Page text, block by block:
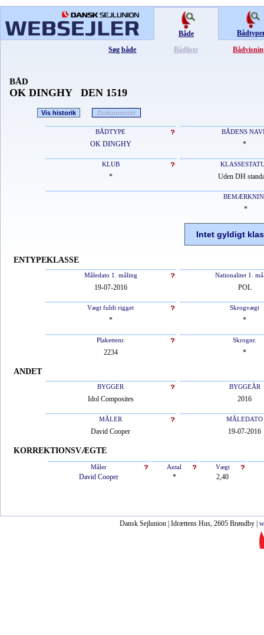
Både
Søg både
Bådliste
BÅD
OK DINGHY DEN 1519
Vis historik Dokumenter
BÅDTYPE BÅDENS
OK DINGHY *
KLUB
* Uden DH
*
Intet gyldigt
ENTYPEKLASSE
Måledato 1. måling Nationalitet 1.
19-07-2016 POL
Vægt fuldt rigget Skrogvægt
* *
Plakettenr. Skrognr.
2234 *
ANDET
BYGGER BYGGEÅR
Idol Composites 2016
MÅLER MÅLEDATO
David Cooper 19-07-2016
KORREKTIONSVÆGTE
Måler Antal Vægt
David Cooper * 2,40
Dansk Sejlunion | Idrættens Hus, 2605 Brøndby |